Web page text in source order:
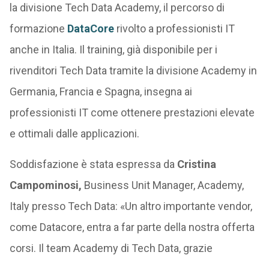
la divisione Tech Data Academy, il percorso di
formazione DataCorerivolto a professionisti IT
anche in Italia. Il training, già disponibile per i
rivenditori Tech Data tramite la divisione Academy in
Germania, Francia e Spagna, insegna ai
professionisti IT come ottenere prestazioni elevate
e ottimali dalle applicazioni.
Soddisfazione è stata espressa da Cristina
Campominosi, Business Unit Manager, Academy,
Italy presso Tech Data: «Un altro importante vendor,
come Datacore, entra a far parte della nostra offerta
corsi. Il team Academy di Tech Data, grazie